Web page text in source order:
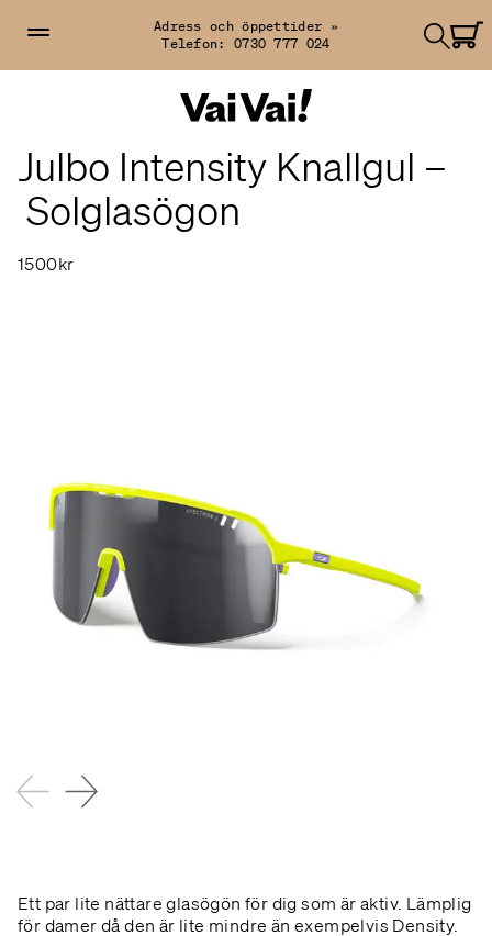
Adress och öppettider »
Telefon: 0730 777 024
Julbo Intensity Knallgul –
Solglasögon
1500kr
Ett par lite nättare glasögön för dig som är aktiv. Lämplig
för damer då den är lite mindre än exempelvis Density.